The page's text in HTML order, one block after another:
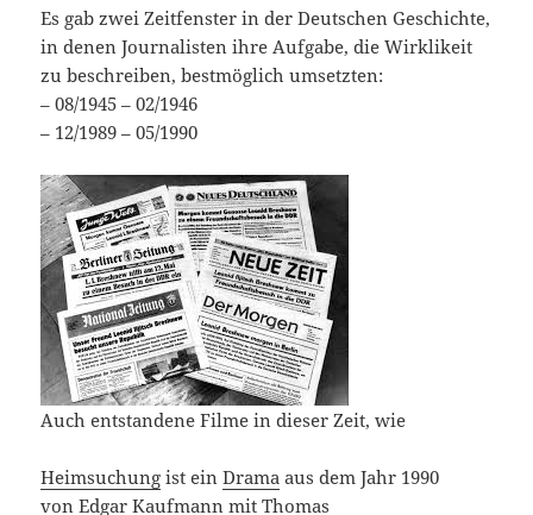
Es gab zwei Zeitfenster in der Deutschen Geschichte,
in denen Journalisten ihre Aufgabe, die Wirklikeit
zu beschreiben, bestmöglich umsetzten:
– 08/1945 – 02/1946
– 12/1989 – 05/1990
Auch entstandene Filme in dieser Zeit, wie
Heimsuchung ist einDrama aus dem Jahr 1990
vonEdgar Kaufmann mitThomas